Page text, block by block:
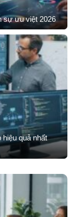
sự ưu việt 2026
hiệu quả nhất